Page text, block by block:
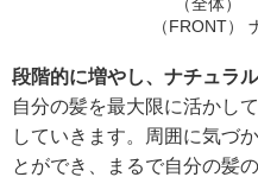
（全体）
（FRONT）
段階的に増やし、ナチュラ
自分の髪を最大限に活かし
していきます。周囲に気づ
とができ、まるで自分の髪